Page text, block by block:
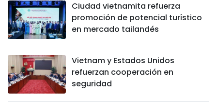
Ciudad vietnamita refuerza
promoción de potencial turístico
en mercado tailandés
Vietnam y Estados Unidos
refuerzan cooperación en
seguridad